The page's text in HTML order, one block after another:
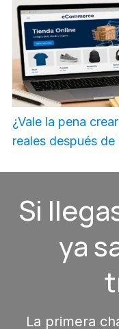
¿Vale la pena
reales después de
Si
ya
La primera